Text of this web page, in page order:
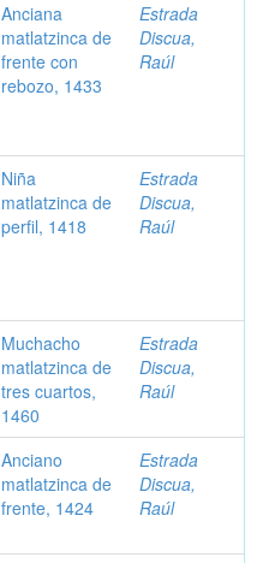
Anciana
matlatzinca de
frente con
rebozo, 1433
Estrada
Discua,
Raúl
Niña
matlatzinca de
perfil, 1418
Estrada
Discua,
Raúl
Muchacho
matlatzinca de
tres cuartos,
1460
Estrada
Discua,
Raúl
Anciano
matlatzinca de
frente, 1424
Estrada
Discua,
Raúl